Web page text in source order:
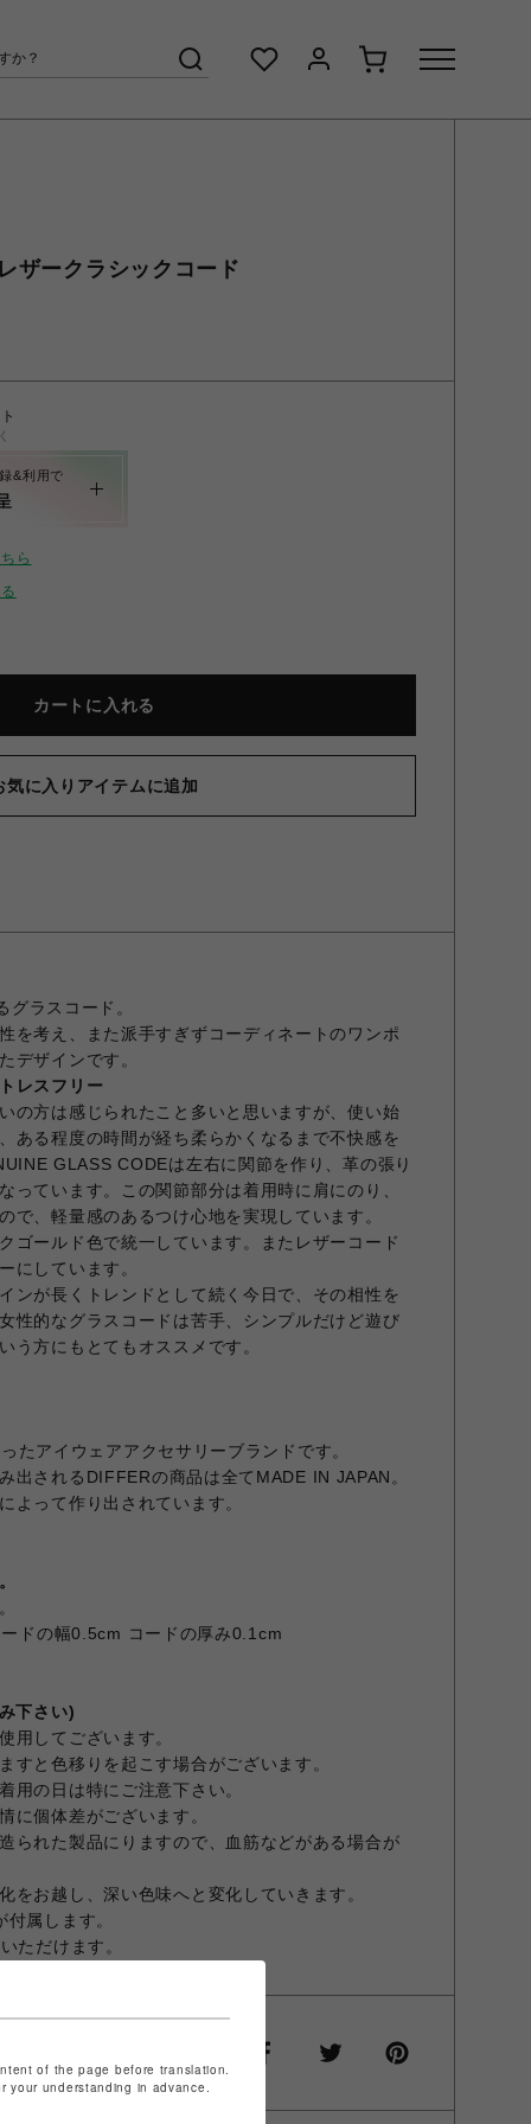
ークラシックコード
&利用で
ら
カートに入れる
気に入りアイテムに追加
ラスコード。
を考え、また派手すぎずコーディネートのワンポ
デザインです。
レスフリー
の方は感じられたこと多いと思いますが、使い始
ある程度の時間が経ち柔らかくなるまで不快感を
GLASS CODEは左右に関節を作り、革の張り
っています。この関節部分は着用時に肩にのり、
で、軽量感のあるつけ心地を実現しています。
ゴールド色で統一しています。またレザーコード
にしています。
ンが長くトレンドとして続く今日で、その相性を
性的なグラスコードは苦手、シンプルだけど遊び
う方にもとてもオススメです。
たアイウェアアクセサリーブランドです。
出されるDIFFERの商品は全てMADE IN JAPAN。
よって作り出されています。
幅0.5cm コードの厚み0.1cm
下さい)
用してございます。
と色移りを起こす場合がございます。
の日は特にご注意下さい。
に個体差がございます。
られた製品にりますので、血筋などがある場合が
をお越し、深い色味へと変化していきます。
属します。
ただけます。
of the page before translation.
understanding in advance.